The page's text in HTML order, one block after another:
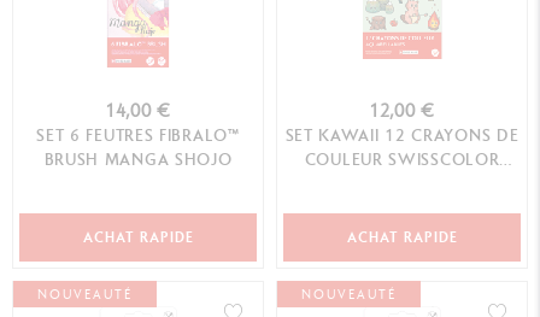
14,00 €
SET 6 FEUTRES FIBRALO™
BRUSH MANGA SHOJO
ACHAT RAPIDE
12,00 €
SET KAWAII 12 CRAYONS DE
COULEUR SWISSCOLOR
ACHAT RAPIDE
NOUVEAUTÉ NOUVEAUTÉ